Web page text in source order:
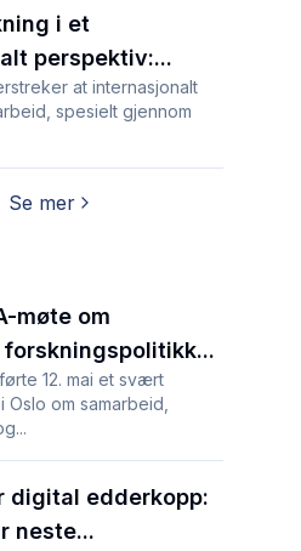
i et
perspektiv:...
at internasjonalt
spesielt gjennom
Se mer
møte om
12. mai et svært
om samarbeid,
digital edderkopp:
neste...